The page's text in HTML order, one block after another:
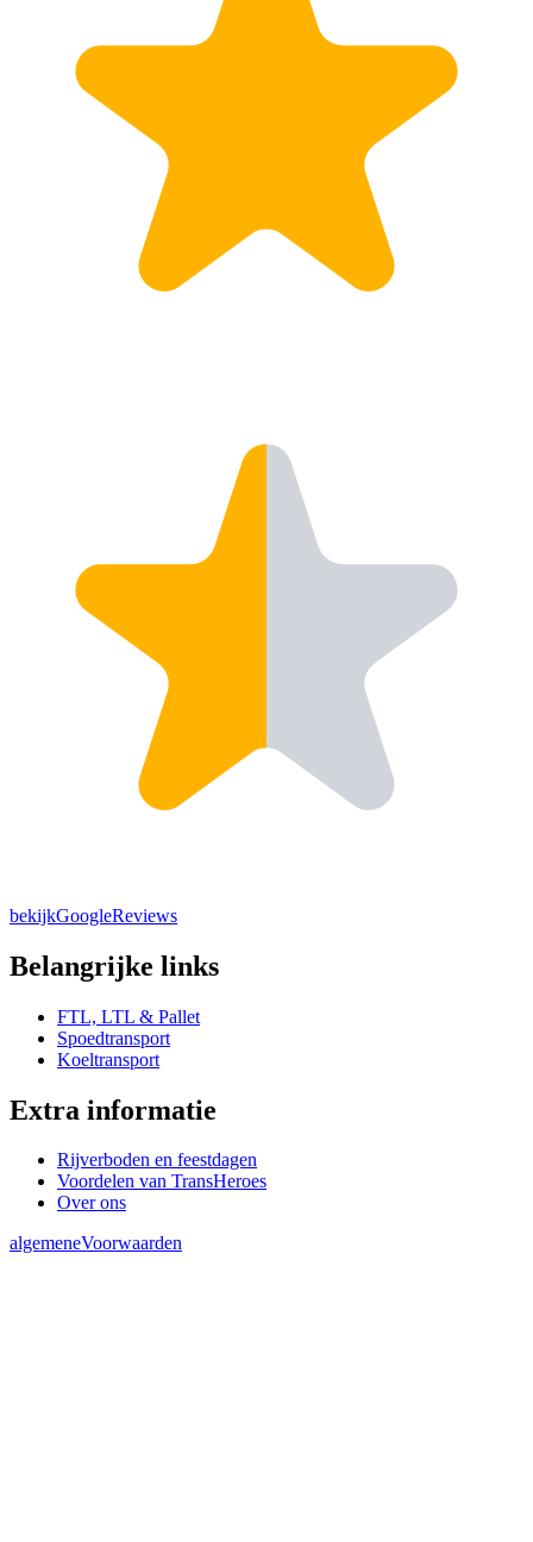
bekijkGoogleReviews
Belangrijke links
FTL, LTL & Pallet
Spoedtransport
Koeltransport
Extra informatie
Rijverboden en feestdagen
Voordelen van TransHeroes
Over ons
algemeneVoorwaarden